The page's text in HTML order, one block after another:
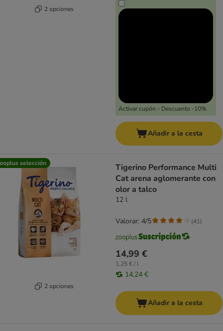
2 opciones
Activar cupón - Descuento -10%
Añadir a la cesta
selección
2 opciones
Tigerino Performance Multi
Cat arena aglomerante con
olor a talco
12 l
14,99 €
1,25 € / l
14,24 €
Valorar: 4/5 (41)
Añadir a la cesta